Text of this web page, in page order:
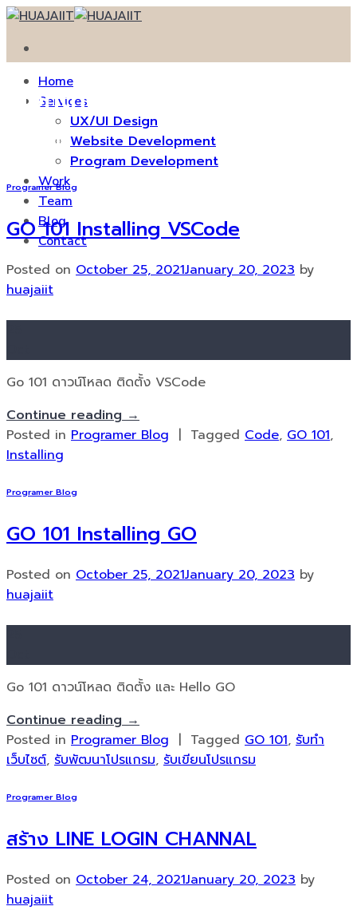
Skip
content
Home
Services
UX/UI Design
Website Development
Program Development
Work
Team
Blog
Contact
Monthly Archives:
2021
Programer Blog
GO 101 Installing VSCode
Posted on October 25, 2021January 20, 2023 by
huajaiit
Go 101 ดาวน์โหลด ติดตั้ง VSCode
Continue reading→
Posted in Programer Blog | Tagged Code, GO 101,
Installing
Programer Blog
GO 101 Installing GO
Posted on October 25, 2021January 20, 2023 by
huajaiit
Go 101 ดาวน์โหลด ติดตั้ง และ Hello GO
Continue reading→
Posted in Programer Blog | Tagged GO 101, รับทำ
เว็บไซต์, รับพัฒนาโปรแกรม, รับเขียนโปรแกรม
Programer Blog
สร้าง LINE LOGIN CHANNAL
Posted on October 24, 2021January 20, 2023 by
huajaiit